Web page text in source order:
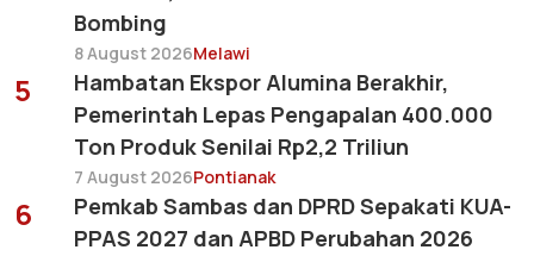
Bombing
8 August 2026Melawi
5
Hambatan Ekspor Alumina Berakhir,
Pemerintah Lepas Pengapalan 400.000
Ton Produk Senilai Rp2,2 Triliun
7 August 2026Pontianak
6
Pemkab Sambas dan DPRD Sepakati KUA-
PPAS 2027 dan APBD Perubahan 2026